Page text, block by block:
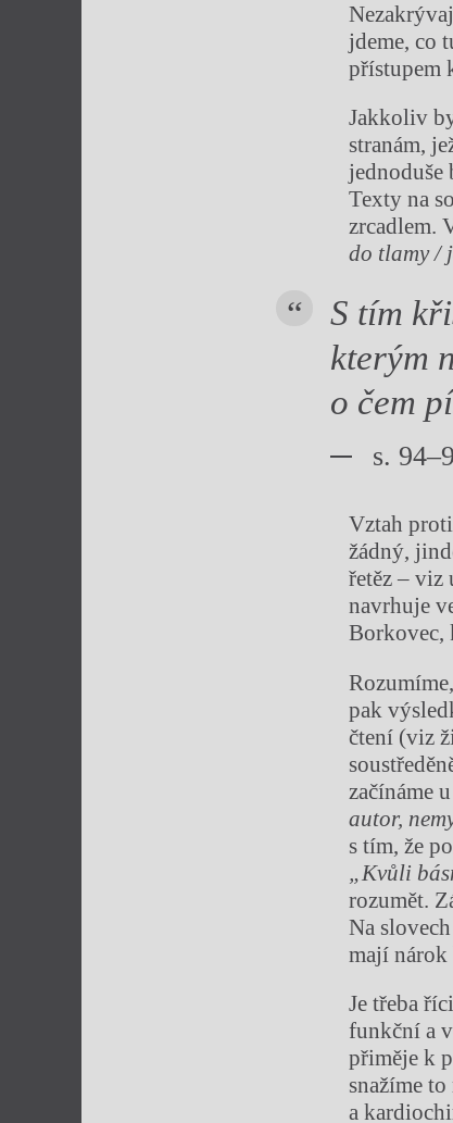
jdeme, co
přístupem
Jakkoliv
stranám,
jednoduše
Texty na
zrcadlem.
do tlamy /
S tím
kterým
o čem
s.
Vztah
žádný,
řetěz – viz
navrhuje
Borkovec,
pak
čtení (viz
začínáme
autor,
s tím, že
„Kvůli
rozumět.
Na
mají nárok
Je třeba
funkční a
přiměje k
snažíme
a